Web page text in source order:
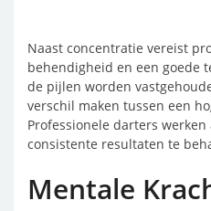
Naast concentratie vereist
behendigheid en een goede
de pijlen worden
verschil maken tussen een
Professionele darters
consistente resultaten te
Mentale